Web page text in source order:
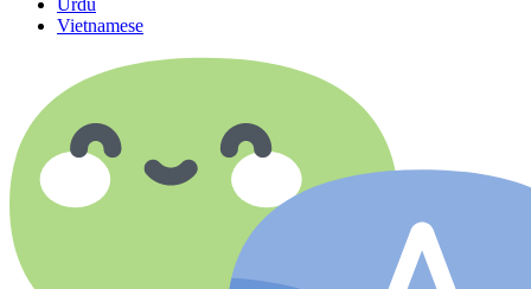
Vietnamese